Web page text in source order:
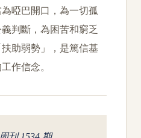
啞巴開口，為一切孤
判斷，為困苦和窮乏
助弱勢」，是篤信基
作信念。